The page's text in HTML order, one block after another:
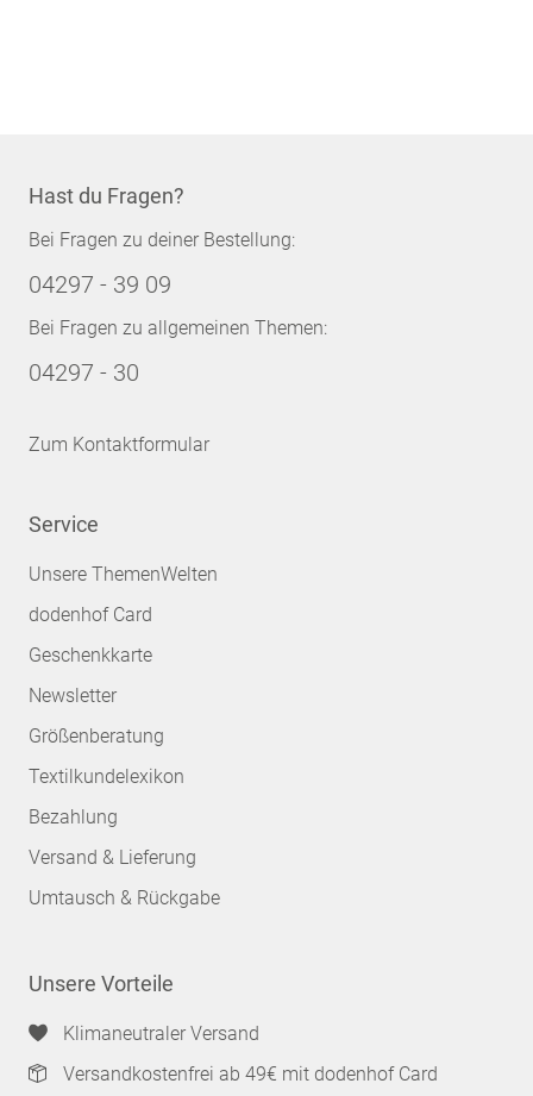
Hast du Fragen?
Bei Fragen zu deiner Bestellung:
04297 - 39 09
Bei Fragen zu allgemeinen Themen:
04297 - 30
Zum Kontaktformular
Service
Unsere ThemenWelten
dodenhof Card
Geschenkkarte
Newsletter
Größenberatung
Textilkundelexikon
Bezahlung
Versand & Lieferung
Umtausch & Rückgabe
Unsere Vorteile
Klimaneutraler Versand
Versandkostenfrei ab 49€ mit dodenhof Card